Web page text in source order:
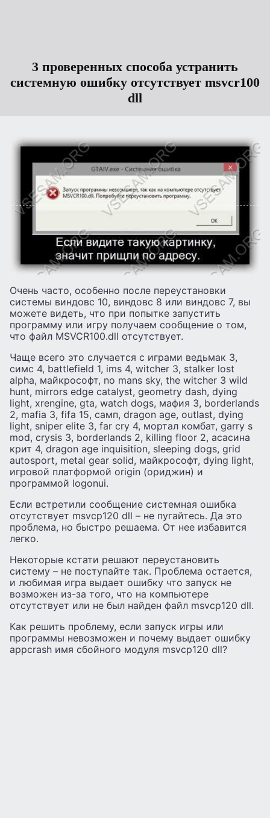
3 проверенных способа устранить
системную ошибку отсутствует msvcr100
dll
Очень часто, особенно после переустановки
системы виндовс 10, виндовс 8 или виндовс 7, вы
можете видеть, что при попытке запустить
программу или игру получаем сообщение о том,
что файл MSVCR100.dll отсутствует.
Чаще всего это случается с играми ведьмак 3,
симс 4, battlefield 1, ims 4, witcher 3, stalker lost
alpha, майкрософт, no mans sky, the witcher 3 wild
hunt, mirrors edge catalyst, geometry dash, dying
light, xrengine, gta, watch dogs, мафия 3, borderlands
2, mafia 3, fifa 15, самп, dragon age, outlast, dying
light, sniper elite 3, far cry 4, мортал комбат, garry s
mod, crysis 3, borderlands 2, killing floor 2, асасина
крит 4, dragon age inquisition, sleeping dogs, grid
autosport, metal gear solid, майкрософт, dying light,
игровой платформой origin (ориджин) и
программой logonui.
Если встретили сообщение системная ошибка
отсутствует msvcp120 dll – не пугайтесь. Да это
проблема, но быстро решаема. От нее избавится
легко.
Некоторые кстати решают переустановить
систему – не поступайте так. Проблема остается,
и любимая игра выдает ошибку что запуск не
возможен из-за того, что на компьютере
отсутствует или не был найден файл msvcp120 dll.
Как решить проблему, если запуск игры или
программы невозможен и почему выдает ошибку
appcrash имя сбойного модуля msvcp120 dll?